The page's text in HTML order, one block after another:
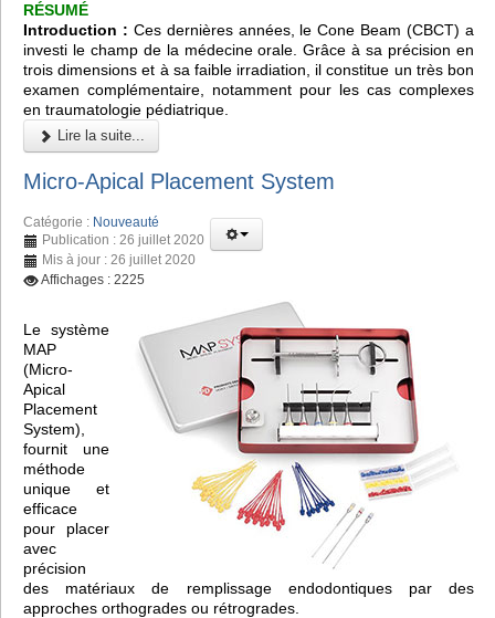
RÉSUMÉ
Introduction : Ces dernières années, leCone Beam (CBCT)a
investi le champ de la médecine orale. Grâce à sa précision en
trois dimensions et à sa faible irradiation, il constitue un très bon
examen complémentaire, notamment pour les cas complexes
en traumatologie pédiatrique.
Lire la suite...
Micro-Apical Placement System
Catégorie : Nouveauté
Publication : 26 juillet 2020
Mis à jour : 26 juillet 2020
Affichages : 2225
Le système
MAP
(Micro-
Apical
Placement
System),
fournit une
méthode
unique et
efficace
pour placer
avec
précision
des matériaux de remplissage endodontiques par des
approches orthogrades ou rétrogrades.